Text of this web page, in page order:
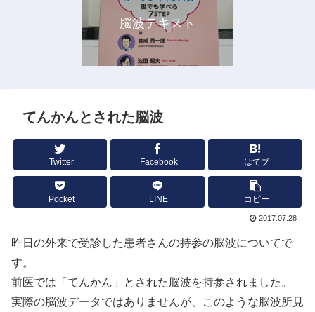
脳波テキスト
てんかんとされた脳波
Twitter Facebook はてブ
Pocket LINE コピー
2017.07.28
昨日の外来で受診した患者さんの持参の脳波についてで
す。
前医では「てんかん」とされた脳波を持参されました。
実際の脳波データではありませんが、このような脳波所見